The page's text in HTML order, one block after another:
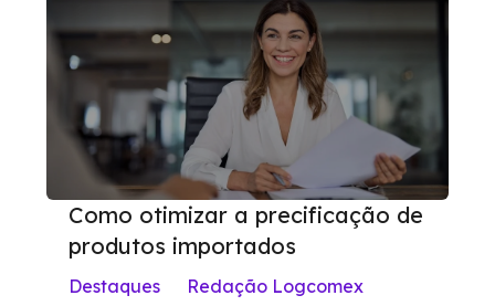
Como otimizar a precificação de
produtos importados
Destaques
Redação Logcomex